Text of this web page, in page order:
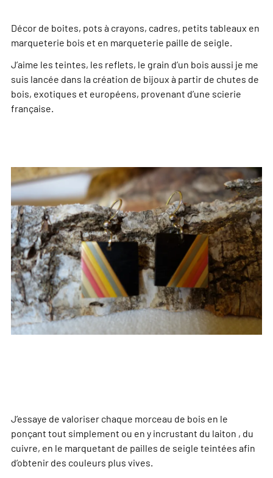
Décor de boites, pots à crayons, cadres, petits tableaux en
marqueterie bois et en marqueterie paille de seigle.
J’aime les teintes, les reflets, le grain d’un bois aussi je me
suis lancée dans la création de bijoux à partir de chutes de
bois, exotiques et européens, provenant d’une scierie
française.
J’essaye de valoriser chaque morceau de bois en le
ponçant tout simplement ou en y incrustant du laiton , du
cuivre, en le marquetant de pailles de seigle teintées afin
d’obtenir des couleurs plus vives.